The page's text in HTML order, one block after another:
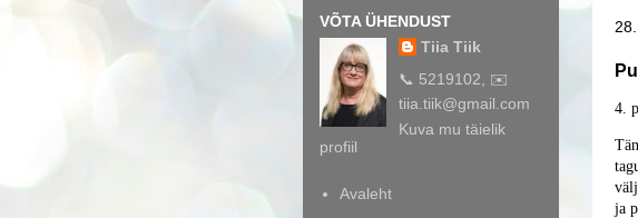
4.
ja
VÕTA ÜHENDUST
Tiia Tiik
📞 5219102, ✉️
tiia.tiik@gmail.com
Kuva mu täielik
profiil
Avaleht